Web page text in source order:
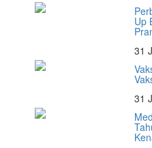
Up
31
31